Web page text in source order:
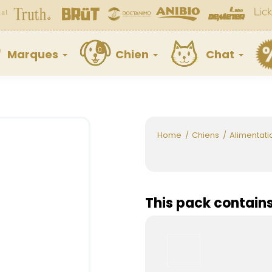
Marques Chien Chat
Home Chiens
This pack